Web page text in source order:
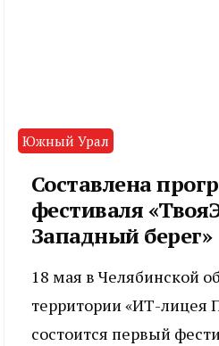
Южный Урал
Составлена
фестиваля
Западный берег»
18 мая в Челябинской
территории «ИТ-лицея
состоится первый